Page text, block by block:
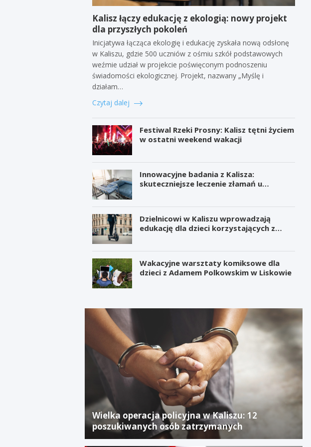
Kalisz łączy edukację z ekologią: nowy projekt
dla przyszłych pokoleń
Inicjatywa łącząca ekologię i edukację zyskała nową odsłonę
w Kaliszu, gdzie 500 uczniów z ośmiu szkół podstawowych
weźmie udział w projekcie poświęconym podnoszeniu
świadomości ekologicznej. Projekt, nazwany „Myślę i
działam…
Czytaj dalej
Festiwal Rzeki Prosny: Kalisz tętni życiem
w ostatni weekend wakacji
Innowacyjne badania z Kalisza:
skuteczniejsze leczenie złamań u
Dzielnicowi w Kaliszu wprowadzają
edukację dla dzieci korzystających z
Wakacyjne warsztaty komiksowe dla
dzieci z Adamem Polkowskim w Liskowie
Wielka operacja policyjna w Kaliszu: 12
poszukiwanych osób zatrzymanych